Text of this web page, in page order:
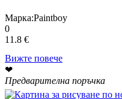
Марка:Paintboy
0
11.8 €
Вижте повече
❤
Предварителна поръчка